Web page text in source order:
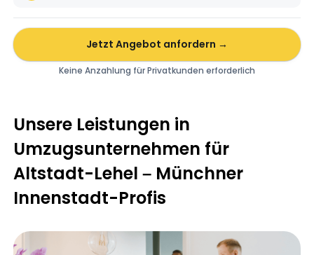
Jetzt Angebot anfordern →
Keine Anzahlung für Privatkunden erforderlich
Unsere Leistungen in
Umzugsunternehmen für
Altstadt-Lehel – Münchner
Innenstadt-Profis